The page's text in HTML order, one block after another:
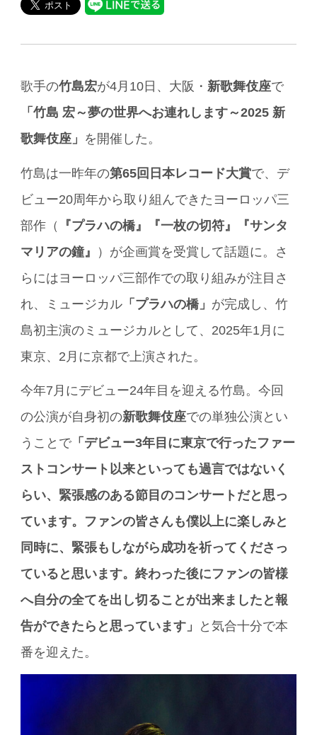
歌手の竹島宏が4月10日、大阪・ 新歌舞伎座で
「竹島 宏～夢の世界へお連れします～2025 新
歌舞伎座」 を開催した。
竹島は一昨年の第65回日本レコード大賞で、デ
ビュー20周年から取り組んできたヨーロッパ三
部作（
『プラハの橋』『一枚の切符』『サンタ
マリアの鐘』
）が企画賞を受賞して話題に。さ
らにはヨーロッパ三部作での取り組みが注目さ
れ、ミュージカル 「プラハの橋」 が完成し、竹
島初主演のミュージカルとして、2025年1月に
東京、2月に京都で上演された。
今年7月にデビュー24年目を迎える竹島。今回
の公演が自身初の新歌舞伎座での単独公演とい
うことで「デビュー3年目に東京で行ったファー
ストコンサート以来といっても過言ではないく
らい、緊張感のある節目のコンサートだと思っ
ています。ファンの皆さんも僕以上に楽しみと
同時に、緊張もしながら成功を祈ってくださっ
ていると思います。終わった後にファンの皆様
へ自分の全てを出し切ることが出来ましたと報
告ができたらと思っています」
と気合十分で本
番を迎えた。